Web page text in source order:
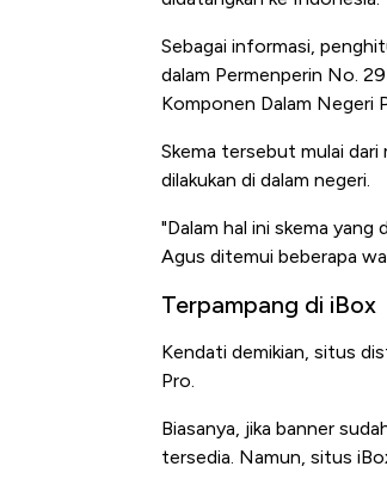
Sebagai informasi,
dalam Permenperin No.
Komponen Dalam Negeri
Skema tersebut mulai dari
dilakukan di dalam negeri.
"Dalam hal ini skema
Agus ditemui beberapa
Terpampang di iBox
Kendati demikian, situs
Pro.
Biasanya, jika banner
tersedia. Namun, situs